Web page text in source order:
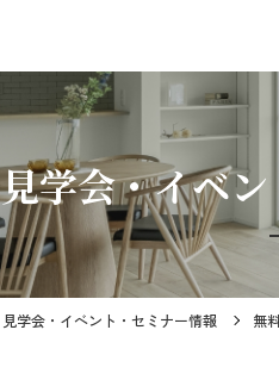
見学会・イベ
見学会・イベント・セミナー情報 無